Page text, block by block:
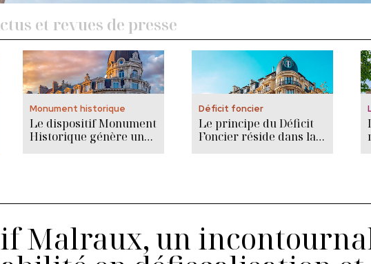
et revues de presse
Monument historique
Le dispositif Monument
Historique génère une
Déficit foncier
Le principe du Déficit
Foncier réside dans la
d'habitation à usage
Malraux, un